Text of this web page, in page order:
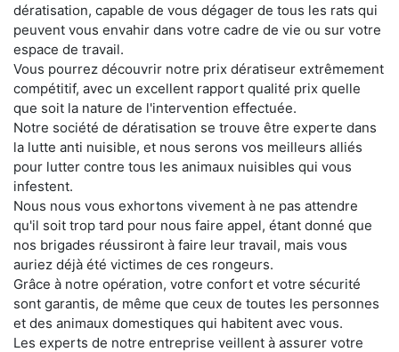
dératisation, capable de vous dégager de tous les rats qui
peuvent vous envahir dans votre cadre de vie ou sur votre
espace de travail.
Vous pourrez découvrir notre prix dératiseur extrêmement
compétitif, avec un excellent rapport qualité prix quelle
que soit la nature de l'intervention effectuée.
Notre société de dératisation se trouve être experte dans
la lutte anti nuisible, et nous serons vos meilleurs alliés
pour lutter contre tous les animaux nuisibles qui vous
infestent.
Nous nous vous exhortons vivement à ne pas attendre
qu'il soit trop tard pour nous faire appel, étant donné que
nos brigades réussiront à faire leur travail, mais vous
auriez déjà été victimes de ces rongeurs.
Grâce à notre opération, votre confort et votre sécurité
sont garantis, de même que ceux de toutes les personnes
et des animaux domestiques qui habitent avec vous.
Les experts de notre entreprise veillent à assurer votre